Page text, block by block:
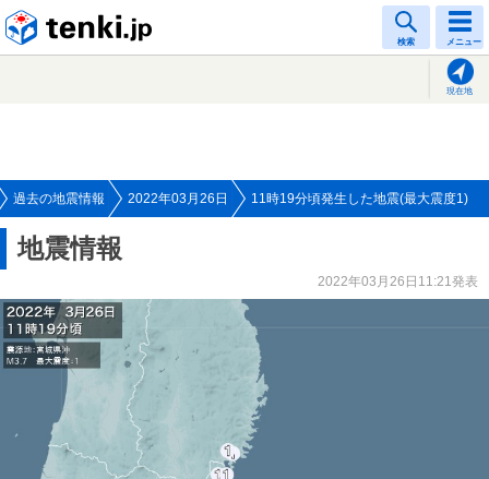
検索 メニュー
現在地
過去の地震情報 2022年03月26日 11時19分頃発生した地震(最大震度1)
地震情報
2022年03月26日11:21発表